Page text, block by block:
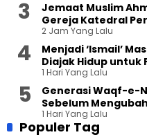
Jemaat Muslim
Gereja Katedral
2 Jam Yang Lalu
Menjadi ‘Ismail’
Diajak Hidup untuk
1 Hari Yang Lalu
Generasi Waqf-e-
Sebelum
1 Hari Yang Lalu
Populer Tag